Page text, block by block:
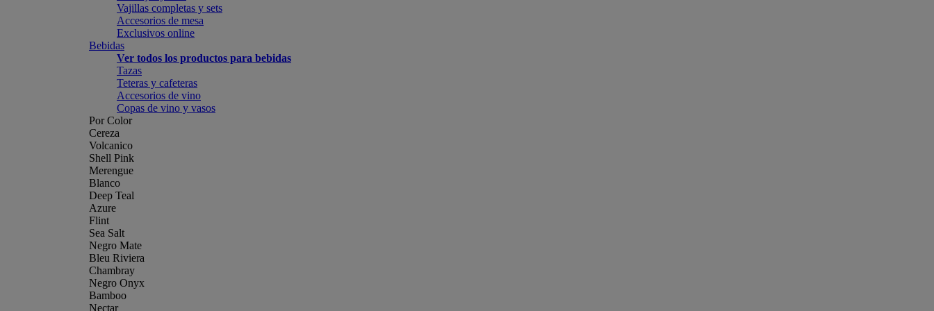
Vajillas completas y sets
Accesorios de mesa
Exclusivos online
Bebidas
Ver todos los productos para bebidas
Tazas
Teteras y cafeteras
Accesorios de vino
Copas de vino y vasos
Por Color
Cereza
Volcanico
Shell Pink
Merengue
Blanco
Deep Teal
Azure
Flint
Sea Salt
Negro Mate
Bleu Riviera
Chambray
Negro Onyx
Bamboo
Nectar